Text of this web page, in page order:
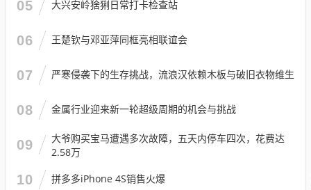
05 大兴安岭猞猁日常打卡检查站
06 王楚钦与邓亚萍同框亮相联谊会
07 严寒侵袭下的生存挑战，流浪汉依赖木板与破旧衣物维生
08 金属行业迎来新一轮超级周期的机会与挑战
09
大爷购买宝马遭遇多次故障，五天内停车四次，花费达
2.58万
10 拼多多iPhone 4S销售火爆